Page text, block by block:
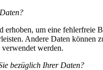
erhoben, um eine fehlerfreie
Andere Daten können
werden.
bezüglich Ihrer Daten?